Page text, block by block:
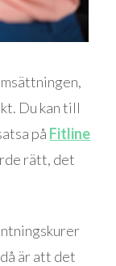
Du kan till
på Fitline
rätt, det
är att det